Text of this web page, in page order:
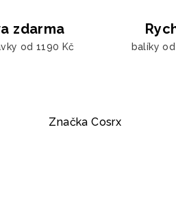
zdarma
od 1190 Kč balíky
Značka Cosrx